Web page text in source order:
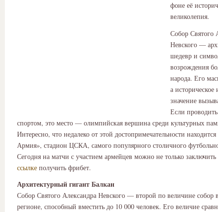
фоне её
великолепия.
Собор Святого
Невского —
шедевр и
возрождения
народа. Его
а историческое
значение
Если
спортом, это место — олимпийская вершина среди культурных
Интересно, что недалеко от этой достопримечательности находится
Армия», стадион ЦСКА, самого популярного столичного
Сегодня на матчи с участием армейцев можно не только
ссылке получить фрибет.
Архитектурный гигант Балкан
Собор Святого Александра Невского — второй по величине собор
регионе, способный вместить до 10 000 человек. Его величие